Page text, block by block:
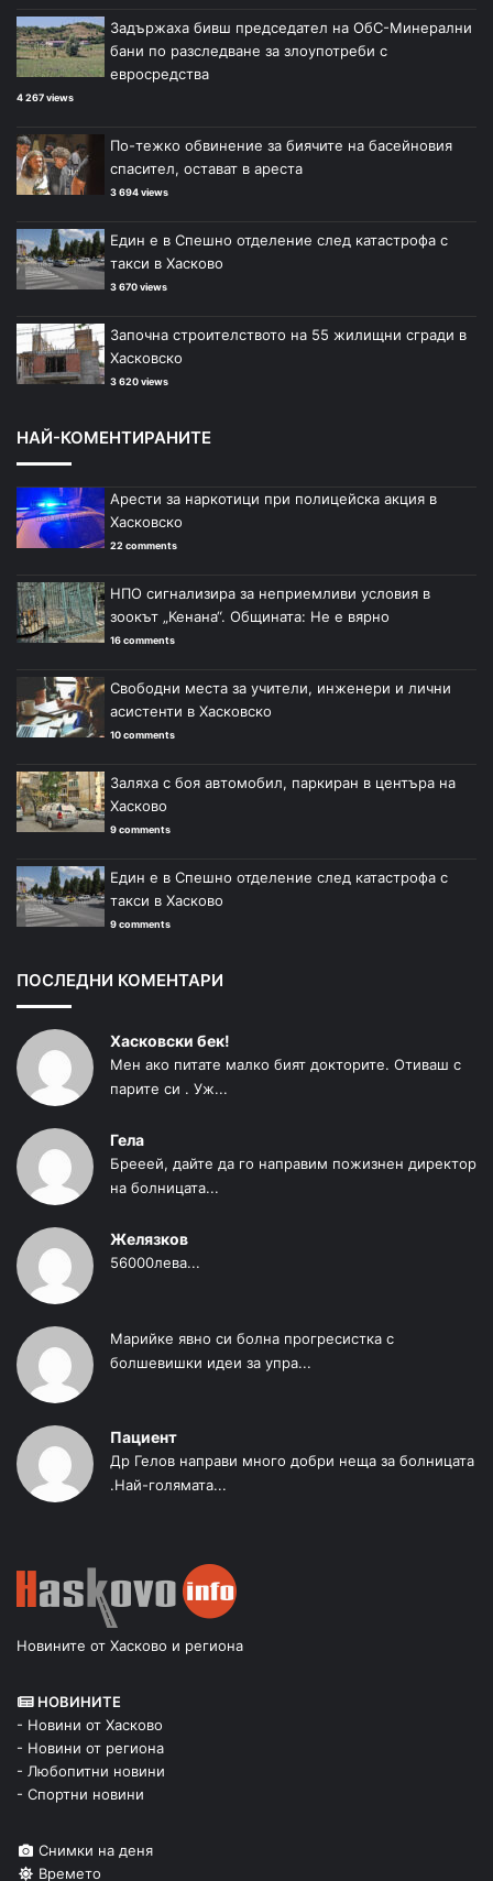
Задържаха бивш председател на ОбС-Минерални
бани по разследване за злоупотреби с
евросредства
4 267 views
По-тежко обвинение за биячите на басейновия
спасител, остават в ареста
3 694 views
Един е в Спешно отделение след катастрофа с
такси в Хасково
3 670 views
Започна строителството на 55 жилищни сгради в
Хасковско
3 620 views
НАЙ-КОМЕНТИРАНИТЕ
Арести за наркотици при полицейска акция в
Хасковско
22 comments
НПО сигнализира за неприемливи условия в
зоокът „Кенана“. Общината: Не е вярно
16 comments
Свободни места за учители, инженери и лични
асистенти в Хасковско
10 comments
Заляха с боя автомобил, паркиран в центъра на
Хасково
9 comments
Един е в Спешно отделение след катастрофа с
такси в Хасково
9 comments
ПОСЛЕДНИ КОМЕНТАРИ
Хасковски бек!
Мен ако питате малко бият докторите. Отиваш с
парите си . Уж...
Гела
Брееей, дайте да го направим пожизнен директор
на болницата...
Желязков
56000лева...
Марийке явно си болна прогресистка с
болшевишки идеи за упра...
Пациент
Др Гелов направи много добри неща за болницата
.Най-голямата...
Новините от Хасково и региона
НОВИНИТЕ
- Новини от Хасково
- Новини от региона
- Любопитни новини
- Спортни новини
Снимки на деня
Времето